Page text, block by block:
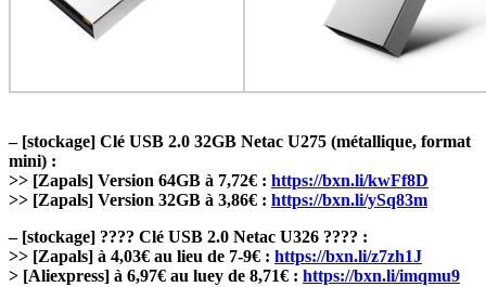
– [stockage] Clé USB 2.0 32GB Netac U275 (métallique, format
mini) :
>> [Zapals] Version 64GB à 7,72€ : https://bxn.li/kwFf8D
>> [Zapals] Version 32GB à 3,86€ : https://bxn.li/ySq83m
– [stockage] ???? Clé USB 2.0 Netac U326 ???? :
>> [Zapals] à 4,03€ au lieu de 7-9€ : https://bxn.li/z7zh1J
> [Aliexpress] à 6,97€ au luey de 8,71€ : https://bxn.li/imqmu9